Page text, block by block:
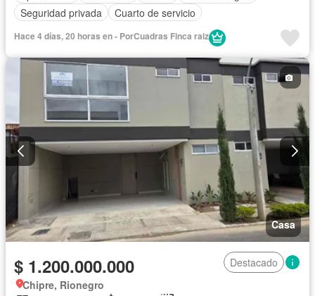
Seguridad privada
Cuarto de servicio
Hace 4 días, 20 horas en - PorCuadras Finca raiz
Casa
$ 1.200.000.000
Destacado
Chipre, Rionegro